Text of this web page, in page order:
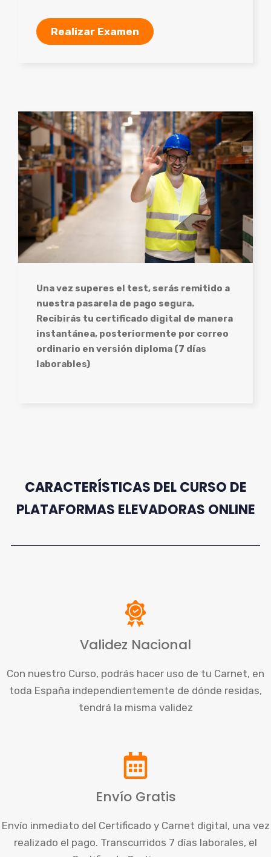
Realizar Examen
Una vez superes el test, serás remitido a
nuestra pasarela de pago segura.
Recibirás tu certificado digital de manera
instantánea, posteriormente por correo
ordinario en versión diploma (7 días
laborables)
CARACTERÍSTICAS DEL CURSO DE
PLATAFORMAS ELEVADORAS ONLINE
Validez Nacional
Con nuestro Curso, podrás hacer uso de tu Carnet, en
toda España independientemente de dónde residas,
tendrá la misma validez
Envío Gratis
Envío inmediato del Certificado y Carnet digital, una vez
realizado el pago. Transcurridos 7 días laborales, el